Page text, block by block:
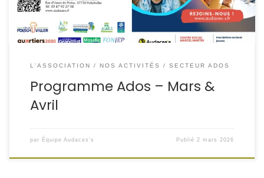
L'ASSOCIATION NOS ACTIVITÉS SECTEUR ADOS
Programme Ados – Mars &
Avril
par Équipe Audaces's Publié2 mars 2026